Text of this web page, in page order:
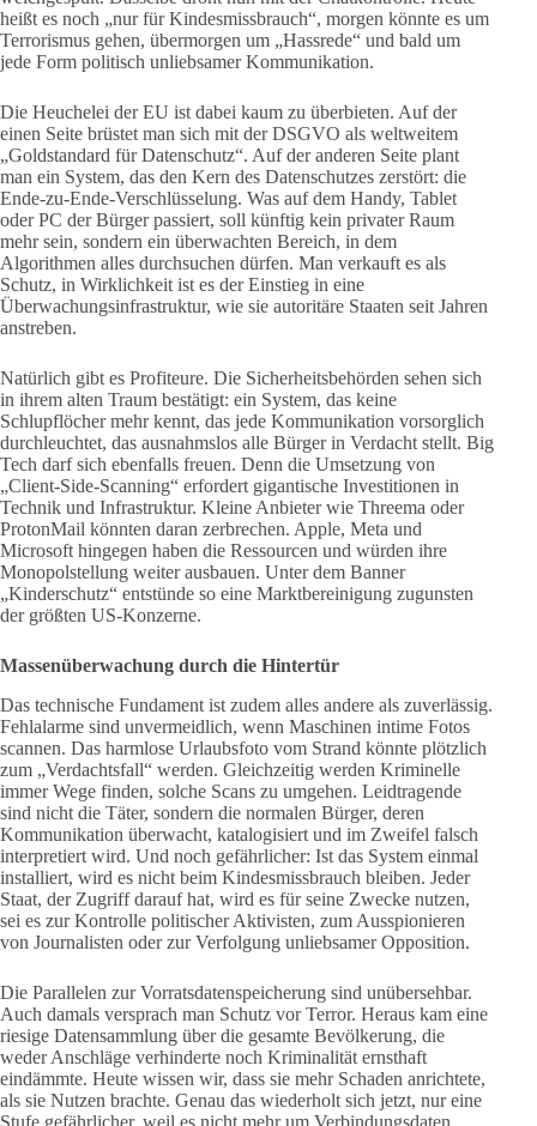
heißt es noch „nur für Kindesmissbrauch“, morgen könnte es um
Terrorismus gehen, übermorgen um „Hassrede“ und bald um
jede Form politisch unliebsamer Kommunikation.
Die Heuchelei der EU ist dabei kaum zu überbieten. Auf der
einen Seite brüstet man sich mit der DSGVO als weltweitem
„Goldstandard für Datenschutz“. Auf der anderen Seite plant
man ein System, das den Kern des Datenschutzes zerstört: die
Ende-zu-Ende-Verschlüsselung. Was auf dem Handy, Tablet
oder PC der Bürger passiert, soll künftig kein privater Raum
mehr sein, sondern ein überwachten Bereich, in dem
Algorithmen alles durchsuchen dürfen. Man verkauft es als
Schutz, in Wirklichkeit ist es der Einstieg in eine
Überwachungsinfrastruktur, wie sie autoritäre Staaten seit Jahren
anstreben.
Natürlich gibt es Profiteure. Die Sicherheitsbehörden sehen sich
in ihrem alten Traum bestätigt: ein System, das keine
Schlupflöcher mehr kennt, das jede Kommunikation vorsorglich
durchleuchtet, das ausnahmslos alle Bürger in Verdacht stellt. Big
Tech darf sich ebenfalls freuen. Denn die Umsetzung von
„Client-Side-Scanning“ erfordert gigantische Investitionen in
Technik und Infrastruktur. Kleine Anbieter wie Threema oder
ProtonMail könnten daran zerbrechen. Apple, Meta und
Microsoft hingegen haben die Ressourcen und würden ihre
Monopolstellung weiter ausbauen. Unter dem Banner
„Kinderschutz“ entstünde so eine Marktbereinigung zugunsten
der größten US-Konzerne.
Massenüberwachung durch die Hintertür
Das technische Fundament ist zudem alles andere als zuverlässig.
Fehlalarme sind unvermeidlich, wenn Maschinen intime Fotos
scannen. Das harmlose Urlaubsfoto vom Strand könnte plötzlich
zum „Verdachtsfall“ werden. Gleichzeitig werden Kriminelle
immer Wege finden, solche Scans zu umgehen. Leidtragende
sind nicht die Täter, sondern die normalen Bürger, deren
Kommunikation überwacht, katalogisiert und im Zweifel falsch
interpretiert wird. Und noch gefährlicher: Ist das System einmal
installiert, wird es nicht beim Kindesmissbrauch bleiben. Jeder
Staat, der Zugriff darauf hat, wird es für seine Zwecke nutzen,
sei es zur Kontrolle politischer Aktivisten, zum Ausspionieren
von Journalisten oder zur Verfolgung unliebsamer Opposition.
Die Parallelen zur Vorratsdatenspeicherung sind unübersehbar.
Auch damals versprach man Schutz vor Terror. Heraus kam eine
riesige Datensammlung über die gesamte Bevölkerung, die
weder Anschläge verhinderte noch Kriminalität ernsthaft
eindämmte. Heute wissen wir, dass sie mehr Schaden anrichtete,
als sie Nutzen brachte. Genau das wiederholt sich jetzt, nur eine
Stufe gefährlicher, weil es nicht mehr um Verbindungsdaten,